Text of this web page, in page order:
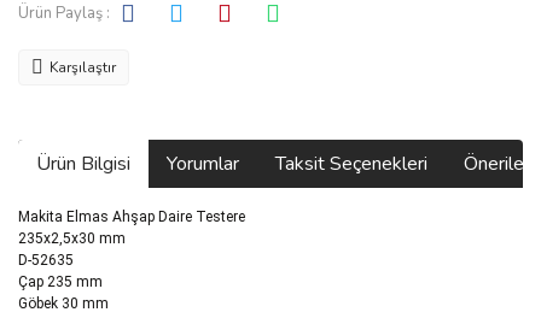
Ürün Paylaş :
Karşılaştır
Ürün Bilgisi Yorumlar Taksit Seçenekleri
Makita Elmas Ahşap Daire Testere
235x2,5x30 mm
D-52635
Çap 235 mm
Göbek 30 mm